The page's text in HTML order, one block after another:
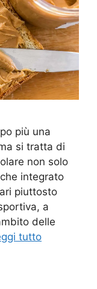
più una
si tratta di
non solo
integrato
piuttosto
a
delle
tutto